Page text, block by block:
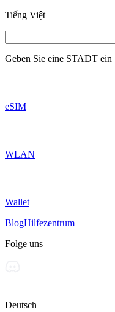
Tiếng Việt
Geben Sie eine STADT ein
eSIM
WLAN
Wallet
BlogHilfezentrum
Folge uns
Deutsch